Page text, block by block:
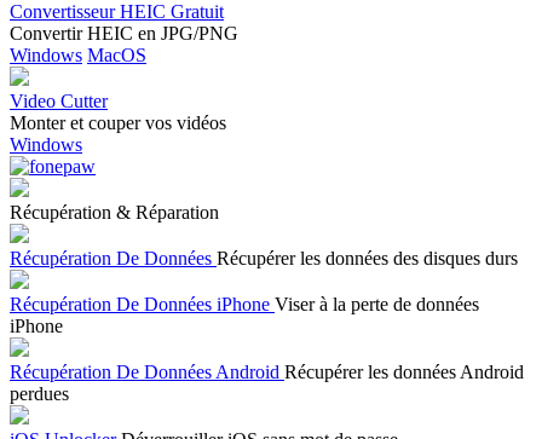
Convertisseur HEIC Gratuit
Convertir HEIC en JPG/PNG
Windows MacOS
Video Cutter
Monter et couper vos vidéos
Windows
Récupération & Réparation
Récupération De Données Récupérer les données des disques durs
Récupération De Données iPhone Viser à la perte de données
iPhone
Récupération De Données Android Récupérer les données Android
perdues